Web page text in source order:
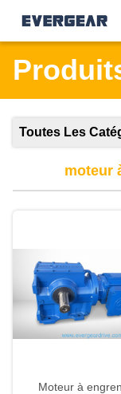
Toutes Les
moteur
Moteur à